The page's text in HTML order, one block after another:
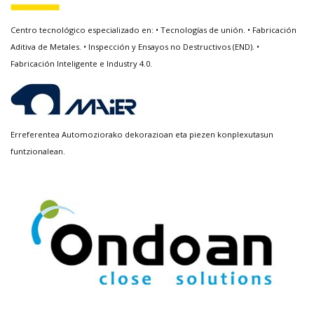
Centro tecnológico especializado en: • Tecnologías de unión. • Fabricación
Aditiva de Metales. • Inspección y Ensayos no Destructivos (END). •
Fabricación Inteligente e Industry 4.0.
Erreferentea Automoziorako dekorazioan eta piezen konplexutasun
funtzionalean.